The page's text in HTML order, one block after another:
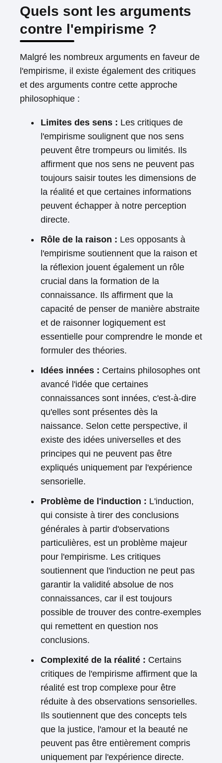
Quels sont les arguments
contre l'empirisme ?
Malgré les nombreux arguments en faveur de
l'empirisme, il existe également des critiques
et des arguments contre cette approche
philosophique :
Limites des sens : Les critiques de
l'empirisme soulignent que nos sens
peuvent être trompeurs ou limités. Ils
affirment que nos sens ne peuvent pas
toujours saisir toutes les dimensions de
la réalité et que certaines informations
peuvent échapper à notre perception
directe.
Rôle de la raison : Les opposants à
l'empirisme soutiennent que la raison et
la réflexion jouent également un rôle
crucial dans la formation de la
connaissance. Ils affirment que la
capacité de penser de manière abstraite
et de raisonner logiquement est
essentielle pour comprendre le monde et
formuler des théories.
Idées innées : Certains philosophes ont
avancé l'idée que certaines
connaissances sont innées, c'est-à-dire
qu'elles sont présentes dès la
naissance. Selon cette perspective, il
existe des idées universelles et des
principes qui ne peuvent pas être
expliqués uniquement par l'expérience
sensorielle.
Problème de l'induction : L'induction,
qui consiste à tirer des conclusions
générales à partir d'observations
particulières, est un problème majeur
pour l'empirisme. Les critiques
soutiennent que l'induction ne peut pas
garantir la validité absolue de nos
connaissances, car il est toujours
possible de trouver des contre-exemples
qui remettent en question nos
conclusions.
Complexité de la réalité : Certains
critiques de l'empirisme affirment que la
réalité est trop complexe pour être
réduite à des observations sensorielles.
Ils soutiennent que des concepts tels
que la justice, l'amour et la beauté ne
peuvent pas être entièrement compris
uniquement par l'expérience directe.